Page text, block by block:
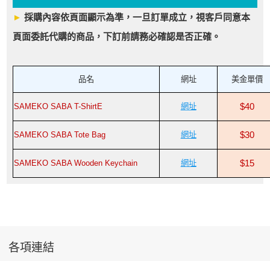
►採購內容依頁面顯示為準，一旦訂單成立，視客戶同意本
頁面委託代購的商品，下訂前請務必確認是否正確。
品名 網址 美金單價
SAMEKO SABA T-ShirtE 網址 $40
SAMEKO SABA Tote Bag 網址 $30
SAMEKO SABA Wooden Keychain 網址 $15
各項連結